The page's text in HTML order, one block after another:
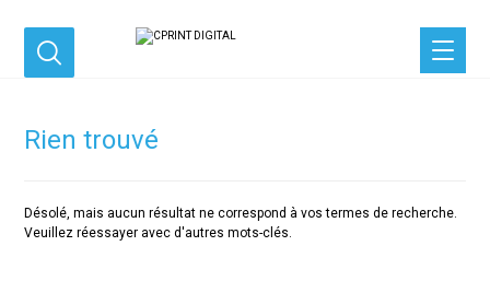
Rien trouvé
Désolé, mais aucun résultat ne correspond à vos termes de recherche.
Veuillez réessayer avec d'autres mots-clés.